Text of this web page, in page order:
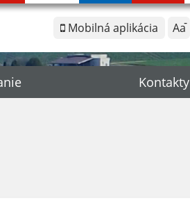
Mobilná aplikácia Aa
Kontakty